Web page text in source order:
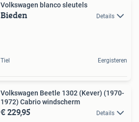
Volkswagen blanco sleutels
Bieden Details
Tiel Eergisteren
Volkswagen Beetle 1302 (Kever) (1970-
1972) Cabrio windscherm
€ 229,95 Details